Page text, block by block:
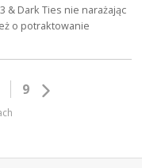
& Dark Ties nie narażając
o potraktowanie
9